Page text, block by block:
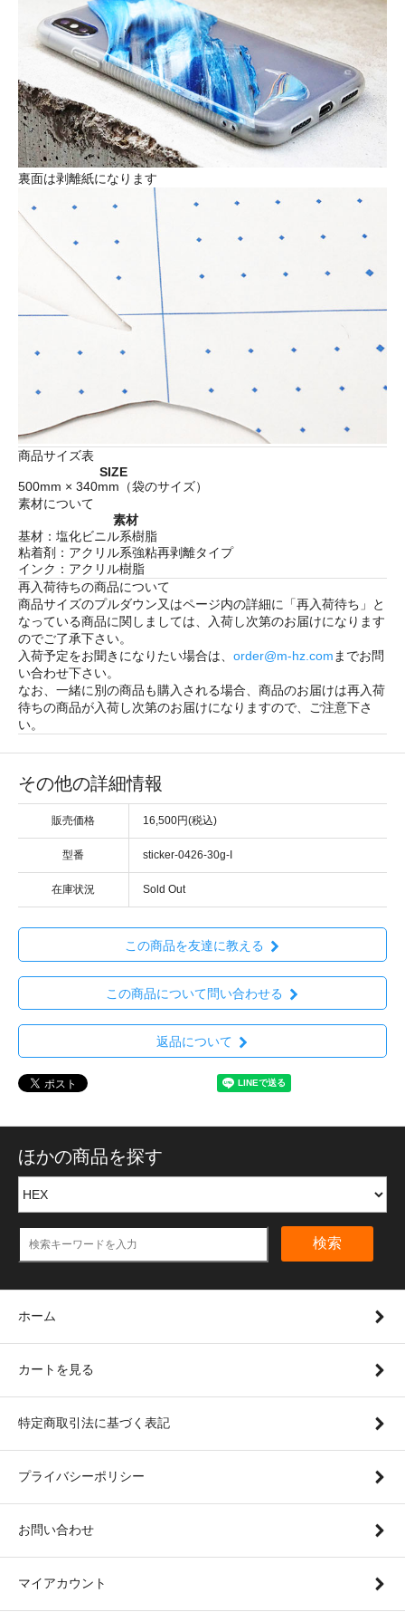
裏面は剥離紙になります
商品サイズ表
SIZE
500mm × 340mm（袋のサイズ）
素材について
素材
基材：塩化ビニル系樹脂
粘着剤：アクリル系強粘再剥離タイプ
インク：アクリル樹脂
再入荷待ちの商品について
商品サイズのプルダウン又はページ内の詳細に「再入荷待ち 」と
なっている商品に関しましては、入荷し次第のお届けになります
のでご了承下さい。
入荷予定をお聞きになりたい場合は、 order@m-hz.comまでお問
い合わせ下さい。
なお、一緒に別の商品も購入される場合、商品のお届けは再入荷
待ちの商品が入荷し次第のお届けになりますので、ご注意下さ
い。
その他の詳細情報
販売価格 16,500円(税込)
型番 sticker-0426-30g-I
在庫状況 Sold Out
この商品を友達に教える
この商品について問い合わせる
返品について
ほかの商品を探す
検索
ホーム
カートを見る
特定商取引法に基づく表記
プライバシーポリシー
お問い合わせ
マイアカウント